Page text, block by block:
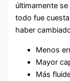
últimamente se
todo fue
haber
Menos
Mayor
Más